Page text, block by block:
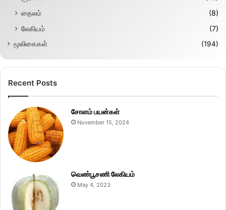
தைலம்
(8)
லேகியம்
(7)
மூலிகைகள் (194)
Recent Posts
சோளம் பயன்கள்
November 15, 2024
வெண்பூசணி லேகியம்
May 4, 2023